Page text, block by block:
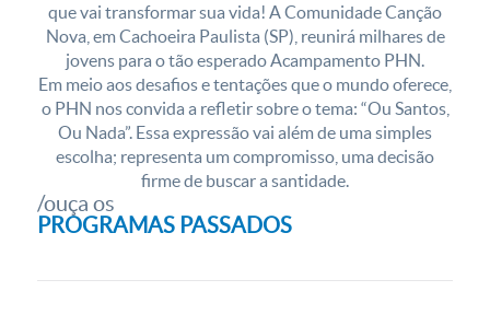
que vai transformar sua vida! A Comunidade Canção
Nova, em Cachoeira Paulista (SP), reunirá milhares de
jovens para o tão esperado Acampamento PHN.
Em meio aos desafios e tentações que o mundo oferece,
o PHN nos convida a refletir sobre o tema: “Ou Santos,
Ou Nada”. Essa expressão vai além de uma simples
escolha; representa um compromisso, uma decisão
firme de buscar a santidade.
PROGRAMAS PASSADOS